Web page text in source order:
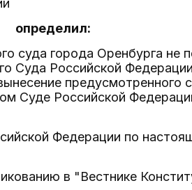
определил:
суда города Оренбурга
Суда Российской
предусмотренного
Суде Российской
Федерации по
в "Вестнике